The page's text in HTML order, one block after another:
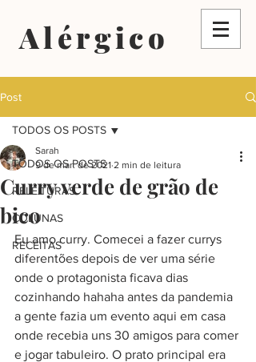
Alérgico
Post
TODOS OS POSTS
RELEITURAS
COLUNAS
RECEITAS
TODOS OS POSTS
Curry verde de grão de
bico
Sarah
9 de mar. de 2021 2 min de leitura
Eu amo curry. Comecei a fazer currys
diferentões depois de ver uma série
onde o protagonista ficava dias
cozinhando hahaha antes da pandemia
a gente fazia um evento aqui em casa
onde recebia uns 30 amigos para comer
e jogar tabuleiro. O prato principal era